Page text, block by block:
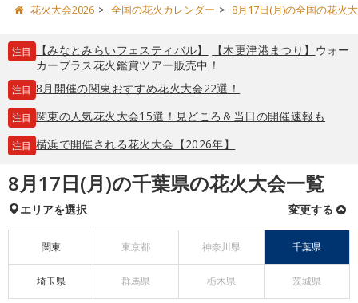
花火大会2026 全国の花火カレンダー 8月17日(月)の全国の花火
注目 【みなとみらいフェスティバル】 【木更津港まつり】 ウォー
カープラス花火鑑賞ツアー販売中！
注目 8月開催の関東おすすめ花火大会22選！
注目 関東の人気花火大会15選！見どころ＆当日の開催速報も
注目 横浜で開催される花火大会【2026年】
8月17日(月)の千葉県の花火大会一覧
エリアを選択 変更する
関東 東京都 神奈川県 千葉県
埼玉県 群馬県 栃木県 茨城県